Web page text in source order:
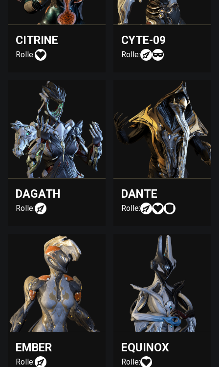
CITRINE
Rolle:
CYTE-09
Rolle:
DAGATH
Rolle:
DANTE
Rolle:
EMBER
Rolle:
EQUINOX
Rolle: